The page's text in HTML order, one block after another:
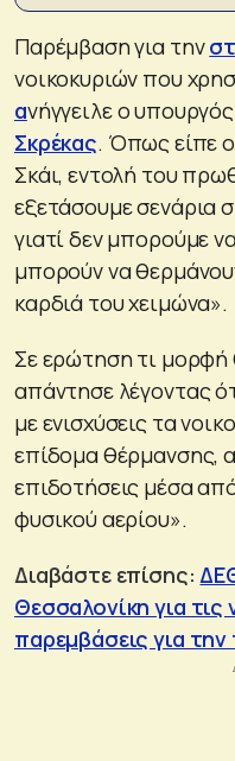
Παρέμβαση για την
νοικοκυριών που
ανήγγειλε ο
Σκρέκας. Όπως είπε
Σκάι, εντολή του
εξετάσουμε σενάρια
γιατί δεν μπορούμε
μπορούν να
καρδιά του χειμώνα».
Σε ερώτηση τι
απάντησε λέγοντας
με ενισχύσεις τα
επίδομα θέρμανσης,
επιδοτήσεις μέσα
φυσικού αερίου».
Διαβάστε επίσης:
Θεσσαλονίκη για τις
παρεμβάσεις για